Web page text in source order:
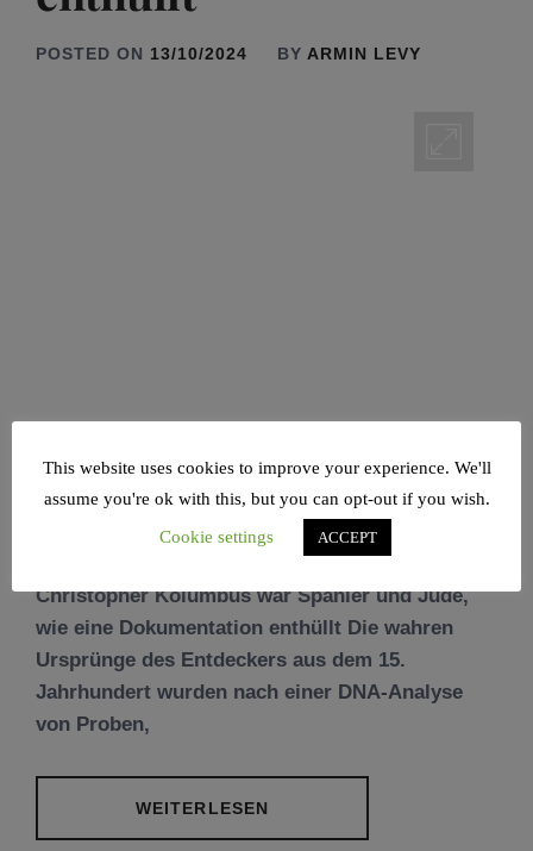
POSTED ON 13/10/2024 BY ARMIN LEVY
Christopher Kolumbus war Spanier und Jude,
wie eine Dokumentation enthüllt Die wahren
Ursprünge des Entdeckers aus dem 15.
Jahrhundert wurden nach einer DNA-Analyse
von Proben,
WEITERLESEN
This website uses cookies to improve your experience. We'll
assume you're ok with this, but you can opt-out if you wish.
Cookie settings
ACCEPT